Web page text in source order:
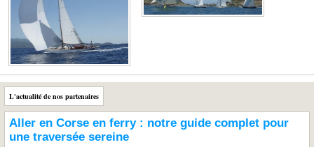
L'actualité de nos partenaires
Aller en Corse en ferry : notre guide complet pour
une traversée sereine